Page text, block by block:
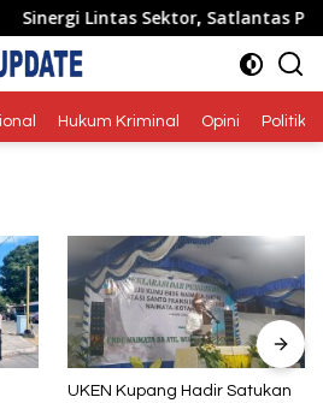
Lintas Sektor, Satlantas Polres
Hukum Kriminal Opini Politik
UKEN Kupang Hadir Satukan